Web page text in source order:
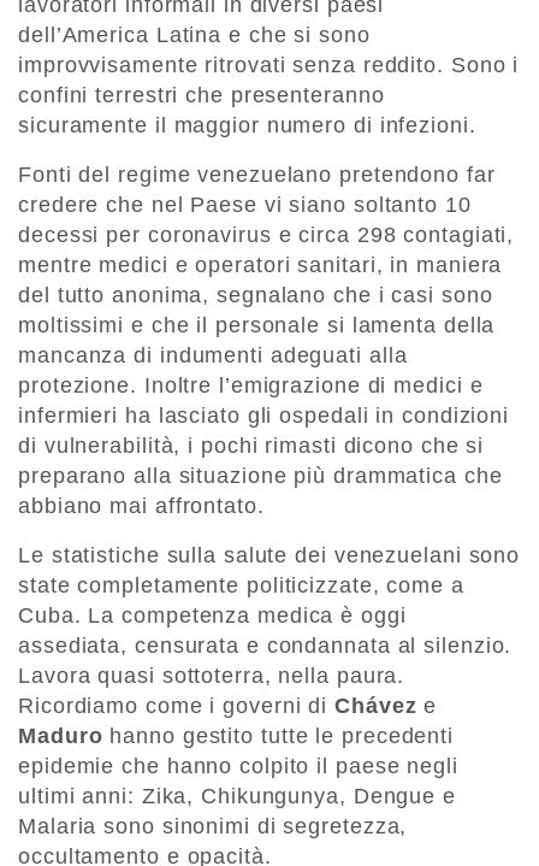
lavoratori informali in diversi paesi
dell’America Latina e che si sono
improvvisamente ritrovati senza reddito. Sono i
confini terrestri che presenteranno
sicuramente il maggior numero di infezioni.
Fonti del regime venezuelano pretendono far
credere che nel Paese vi siano soltanto 10
decessi per coronavirus e circa 298 contagiati,
mentre medici e operatori sanitari, in maniera
del tutto anonima, segnalano che i casi sono
moltissimi e che il personale si lamenta della
mancanza di indumenti adeguati alla
protezione. Inoltre l’emigrazione di medici e
infermieri ha lasciato gli ospedali in condizioni
di vulnerabilità, i pochi rimasti dicono che si
preparano alla situazione più drammatica che
abbiano mai affrontato.
Le statistiche sulla salute dei venezuelani sono
state completamente politicizzate, come a
Cuba. La competenza medica è oggi
assediata, censurata e condannata al silenzio.
Lavora quasi sottoterra, nella paura.
Ricordiamo come i governi diChávez e
Maduro hanno gestito tutte le precedenti
epidemie che hanno colpito il paese negli
ultimi anni: Zika, Chikungunya, Dengue e
Malaria sono sinonimi di segretezza,
occultamento e opacità.